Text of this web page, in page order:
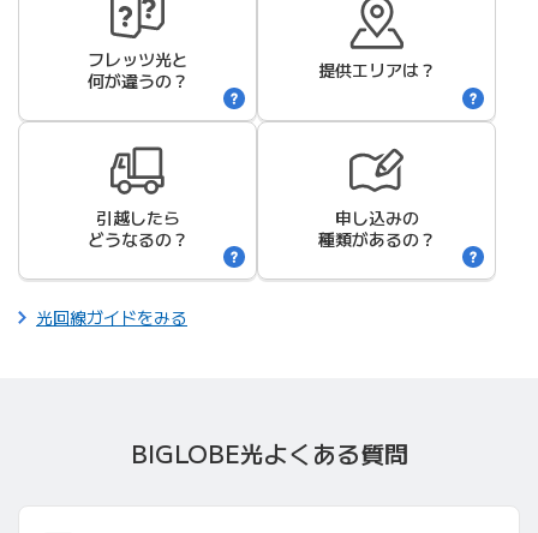
フレッツ光と
何が違うの？
提供エリアは？
引越したら
どうなるの？
申し込みの
種類があるの？
光回線ガイドをみる
BIGLOBE光よくある質問